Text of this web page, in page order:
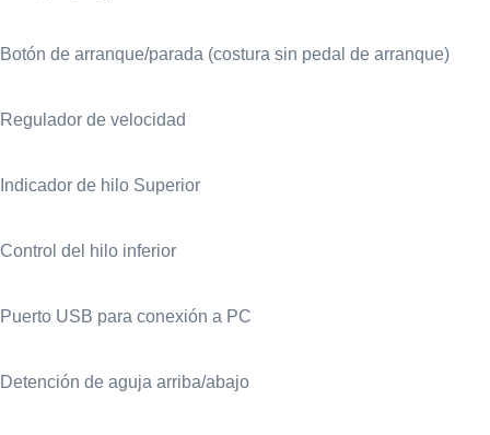
Botón de arranque/parada (costura sin pedal de arranque)
Regulador de velocidad
Indicador de hilo Superior
Control del hilo inferior
Puerto USB para conexión a PC
Detención de aguja arriba/abajo